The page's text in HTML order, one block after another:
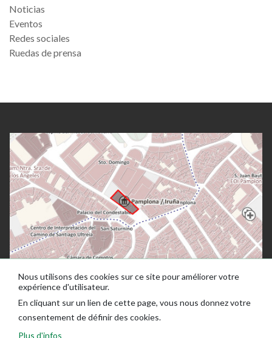
Noticias
Eventos
Redes sociales
Ruedas de prensa
Nous utilisons des cookies sur ce site pour améliorer votre
expérience d'utilisateur.
En cliquant sur un lien de cette page, vous nous donnez votre
consentement de définir des cookies.
Plus d'infos